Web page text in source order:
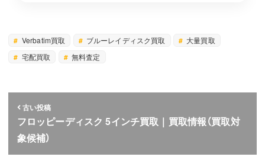
Verbatim買取 ブルーレイディスク買取
大量買取
宅配買取
無料査定
古い投稿
フロッピーディスク 5インチ買取｜買取情報（買取対
象候補）